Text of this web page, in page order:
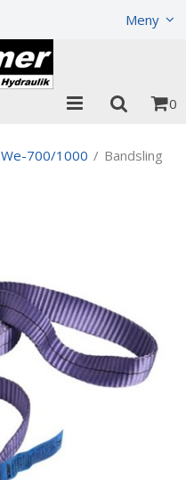
Meny
0
We-700/1000 / Bandsling